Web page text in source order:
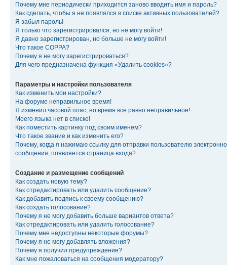
Почему мне периодически приходится заново вводить имя и пароль?
Как сделать, чтобы я не появлялся в списке активных пользователей?
Я забыл пароль!
Я только что зарегистрировался, но не могу войти!
Я давно зарегистрирован, но больше не могу войти!
Что такое COPPA?
Почему я не могу зарегистрироваться?
Для чего предназначена функция «Удалить cookies»?
Параметры и настройки пользователя
Как изменить мои настройки?
На форуме неправильное время!
Я изменил часовой пояс, но время все равно неправильное!
Моего языка нет в списке!
Как поместить картинку под своим именем?
Что такое звание и как изменить его?
Почему, когда я нажимаю ссылку для отправки пользователю
сообщения, появляется страница входа?
Создание и размещение сообщений
Как создать новую тему?
Как отредактировать или удалить сообщение?
Как добавить подпись к своему сообщению?
Как создать голосование?
Почему я не могу добавить больше вариантов ответа?
Как отредактировать или удалить голосование?
Почему мне недоступны некоторые форумы?
Почему я не могу добавлять вложения?
Почему я получил предупреждение?
Как мне пожаловаться на сообщения модератору?